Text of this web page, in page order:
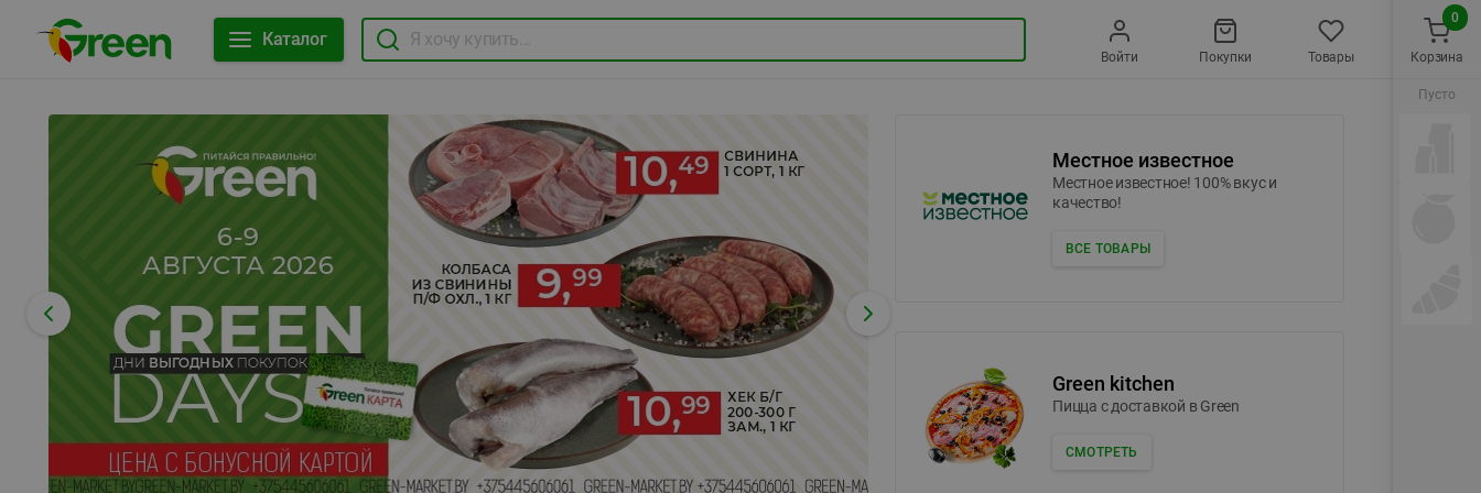
Каталог
Войти Покупки Товары
Местное известное
Местное известное! 100% вкус и
качество!
ВСЕ ТОВАРЫ
Green kitchen
Пицца c доставкой в Green
СМОТРЕТЬ
Корзина
0
Пусто